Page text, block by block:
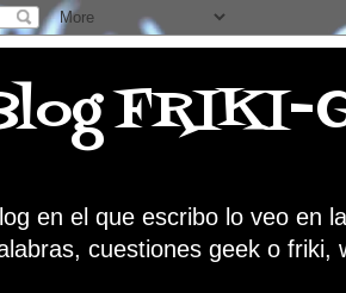
FRIKI-
en el que escribo lo veo en
cuestiones geek o friki,